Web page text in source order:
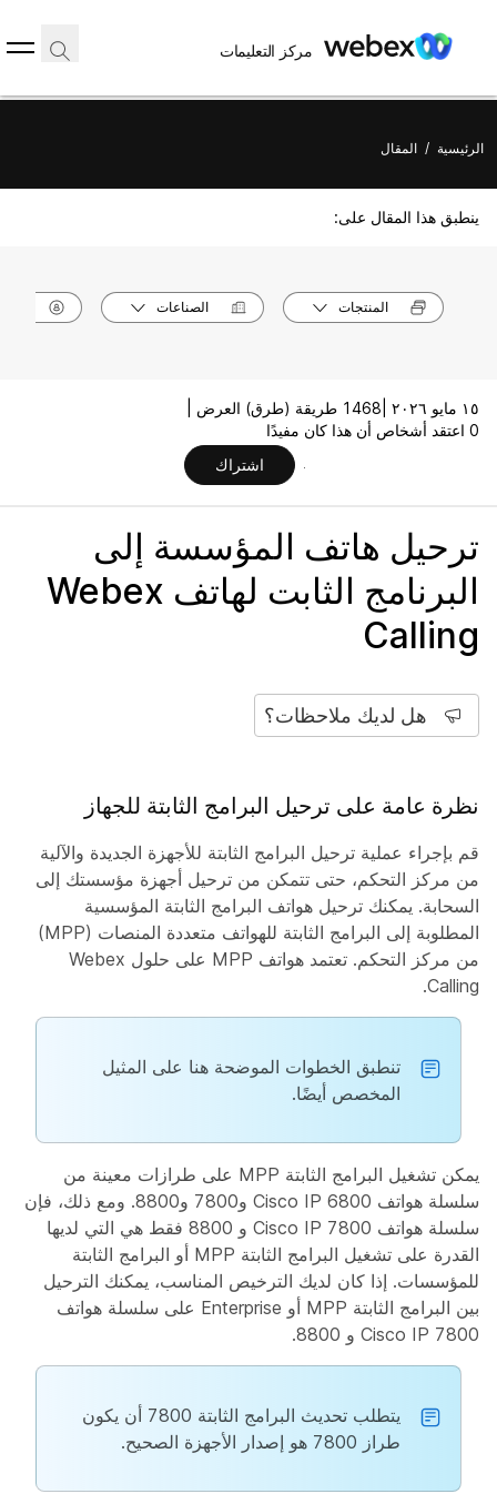
مركز التعليمات
الرئيسية / المقال
ينطبق هذا المقال على:
المنتجات الصناعات
١٥ مايو ٢٠٢٦ |
1468 طريقة (طرق) العرض |
0 اعتقد أشخاص أن هذا كان مفيدًا
اشتراك
ترحيل هاتف المؤسسة إلى
البرنامج الثابت لهاتف Webex
Calling
هل لديك ملاحظات؟
نظرة عامة على ترحيل البرامج الثابتة للجهاز
قم بإجراء عملية ترحيل البرامج الثابتة للأجهزة الجديدة والآلية
من مركز التحكم، حتى تتمكن من ترحيل أجهزة مؤسستك إلى
السحابة. يمكنك ترحيل هواتف البرامج الثابتة المؤسسية
المطلوبة إلى البرامج الثابتة للهواتف متعددة المنصات (MPP)
من مركز التحكم. تعتمد هواتف MPP على حلول Webex
Calling.
تنطبق الخطوات الموضحة هنا على المثيل
المخصص أيضًا.
يمكن تشغيل البرامج الثابتة MPP على طرازات معينة من
سلسلة هواتف Cisco IP 6800 و7800 و8800. ومع ذلك، فإن
سلسلة هواتف Cisco IP 7800 و 8800 فقط هي التي لديها
القدرة على تشغيل البرامج الثابتة MPP أو البرامج الثابتة
للمؤسسات. إذا كان لديك الترخيص المناسب، يمكنك الترحيل
بين البرامج الثابتة MPP أو Enterprise على سلسلة هواتف
Cisco IP 7800 و 8800.
يتطلب تحديث البرامج الثابتة 7800 أن يكون
طراز 7800 هو إصدار الأجهزة الصحيح.